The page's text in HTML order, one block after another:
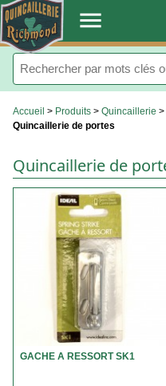
. menu
Accueil > Produits > Quincaillerie >
Quincaillerie de portes
Quincaillerie de
GACHE A RESSORT SK1